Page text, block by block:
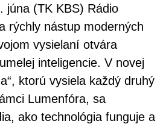
júna (TK KBS) Rádio
rýchly nástup moderných
vysielaní otvára
inteligencie. V novej
ktorú vysiela každý druhý
Lumenfóra, sa
ako technológia funguje a